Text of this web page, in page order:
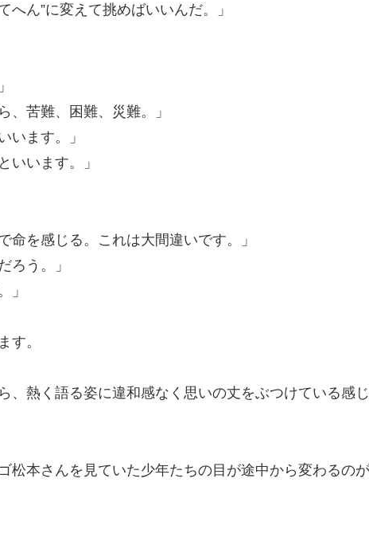
へん”に変えて挑めばいいんだ。」
、 苦難、困難、災難。」
います。」
といいます。」
命を感じる。これは大間違いです。」
ろう。」
。」
す。
、熱く語る姿に違和感なく思いの丈をぶつけている感
本さんを見ていた少年たちの目が途中から変わるのが